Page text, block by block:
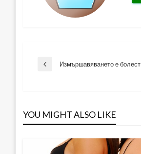
Навигация
Previous
Измършавяването е болест
YOU MIGHT ALSO LIKE